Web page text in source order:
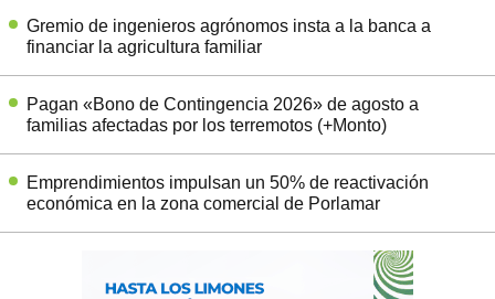
Gremio de ingenieros agrónomos insta a la banca a
financiar la agricultura familiar
Pagan «Bono de Contingencia 2026» de agosto a
familias afectadas por los terremotos (+Monto)
Emprendimientos impulsan un 50% de reactivación
económica en la zona comercial de Porlamar